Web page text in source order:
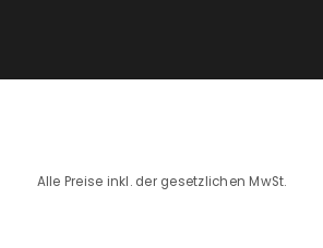
Alle Preise inkl. der gesetzlichen MwSt.